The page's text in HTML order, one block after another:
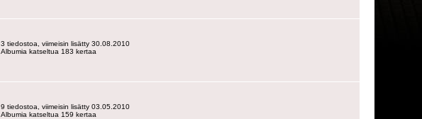
3 tiedostoa, viimeisin lisätty 30.08.2010
Albumia katseltua 183 kertaa
9 tiedostoa, viimeisin lisätty 03.05.2010
Albumia katseltua 159 kertaa